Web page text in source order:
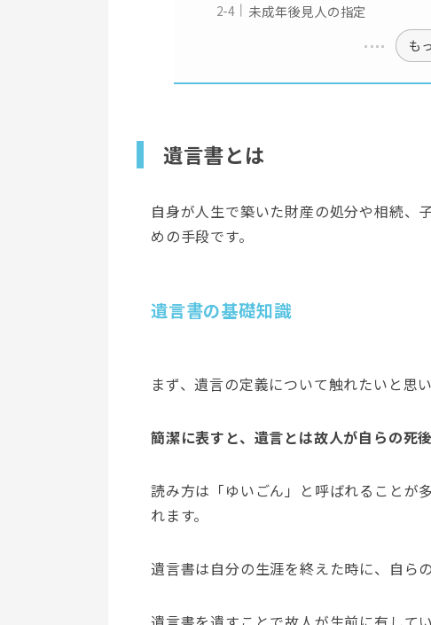
未成年後見人の指定
も
遺言書とは
自身が人生で築いた財産の処分や相続、
めの手段です。
遺言書の基礎知識
まず、遺言の定義について触れたいと思い
簡潔に表すと、遺言とは故人が自らの死
読み方は「ゆいごん」と呼ばれることが
れます。
遺言書は自分の生涯を終えた時に、自ら